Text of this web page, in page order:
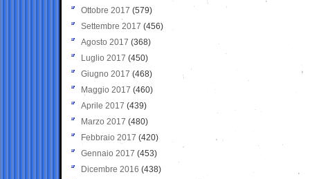
Ottobre 2017 (579)
Settembre 2017 (456)
Agosto 2017 (368)
Luglio 2017 (450)
Giugno 2017 (468)
Maggio 2017 (460)
Aprile 2017 (439)
Marzo 2017 (480)
Febbraio 2017 (420)
Gennaio 2017 (453)
Dicembre 2016 (438)